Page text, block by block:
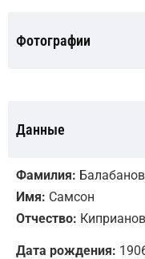
Фотографии
Данные
Фамилия: Балабанов
Имя: Самсон
Отчество:
Дата рождения: